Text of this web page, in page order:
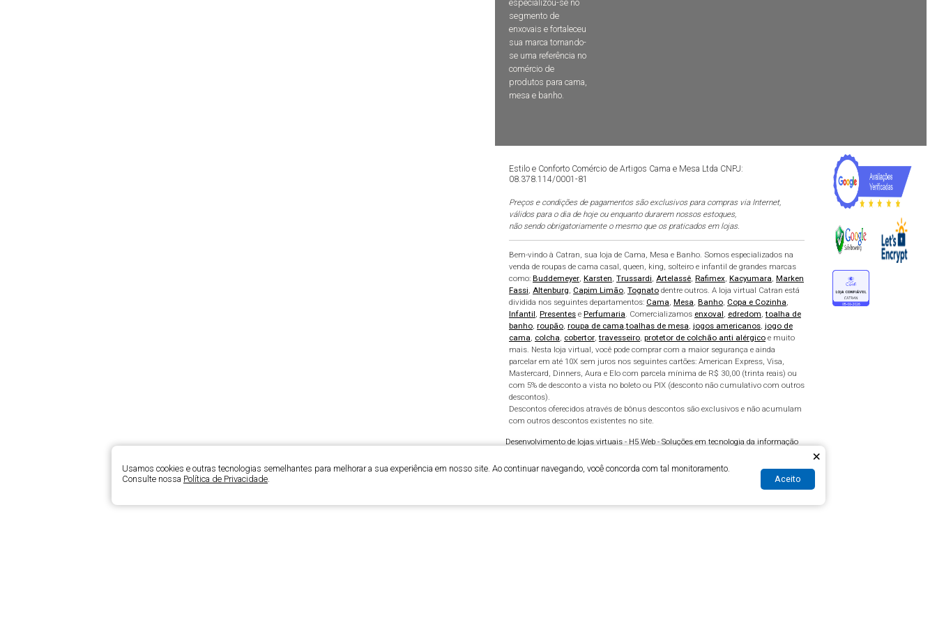
especializou-se no
segmento de
enxovais e fortaleceu
sua marca tornando-
se uma referência no
comércio de
produtos para cama,
mesa e banho.
Estilo e Conforto Comércio de Artigos Cama e Mesa Ltda CNPJ:
08.378.114/0001-81
Preços e condições de pagamentos são exclusivos para compras via Internet,
válidos para o dia de hoje ou enquanto durarem nossos estoques,
não sendo obrigatoriamente o mesmo que os praticados em lojas.
Bem-vindo à Catran, sua loja de Cama, Mesa e Banho. Somos especializados na
venda de roupas de cama casal, queen, king, solteiro e infantil de grandes marcas
como:Buddemeyer ,Karsten ,Trussardi Artelassê ,Rafimex ,Kacyumara ,Marken
Fassi Altenburg Capim Limão ,Tognato dentre outros. A loja virtual Catran está
dividida nos seguintes departamentos: Cama ,Mesa ,Banho Copa e Cozinha
Infantil ,Presentes ePerfumaria . Comercializamos enxoval edredom ,toalha de
banho ,roupão ,roupa de cama ,toalhas de mesa ,jogos americanos ,jogo de
cama colcha cobertor ,travesseiro ,protetor de colchão anti alérgico e muito
mais. Nesta loja virtual, você pode comprar com a maior segurança e ainda
parcelar em até 10X sem juros nos seguintes cartões: American Express, Visa,
Mastercard, Dinners, Aura e Elo com parcela mínima de R$ 30,00 (trinta reais) ou
com 5% de desconto a vista no boleto ou PIX (desconto não cumulativo com outros
descontos).
Descontos oferecidos através de bônus descontos são exclusivos e não acumulam
com outros descontos existentes no site.
Desenvolvimento de lojas virtuais - H5 Web - Soluções em tecnologia da informação
×
Usamos cookies e outras tecnologias semelhantes para melhorar a sua experiência em nosso site. Ao continuar navegando, você concorda com tal monitoramento.
Consulte nossa Política de Privacidade. Aceito